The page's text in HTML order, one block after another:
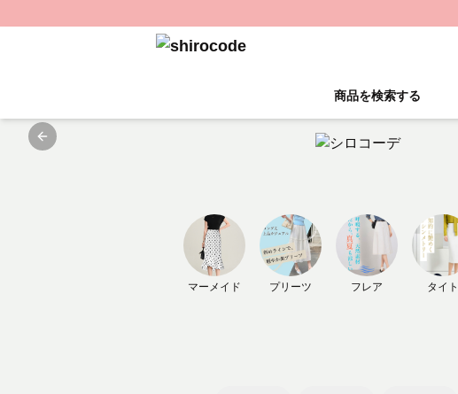
商品を検索する
Previous slide
マーメイド プリーツ フレア タイト